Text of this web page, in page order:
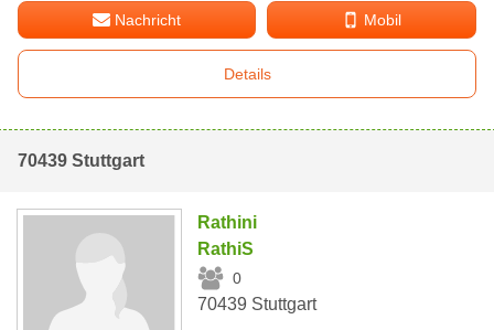
Nachricht Mobil
Details
70439 Stuttgart
Rathini
RathiS
0
70439 Stuttgart